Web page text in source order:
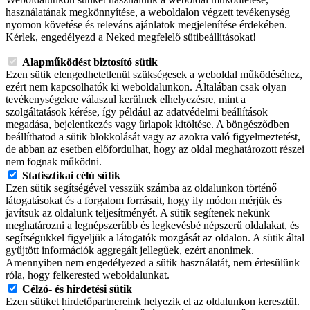
használatának megkönnyítése, a weboldalon végzett tevékenység
nyomon követése és releváns ajánlatok megjelenítése érdekében.
Kérlek, engedélyezd a Neked megfelelő sütibeállításokat!
Alapműködést biztosító sütik
Ezen sütik elengedhetetlenül szükségesek a weboldal működéséhez,
ezért nem kapcsolhatók ki weboldalunkon. Általában csak olyan
tevékenységekre válaszul kerülnek elhelyezésre, mint a
szolgáltatások kérése, így például az adatvédelmi beállítások
megadása, bejelentkezés vagy űrlapok kitöltése. A böngésződben
beállíthatod a sütik blokkolását vagy az azokra való figyelmeztetést,
de abban az esetben előfordulhat, hogy az oldal meghatározott részei
nem fognak működni.
Statisztikai célú sütik
Ezen sütik segítségével vesszük számba az oldalunkon történő
látogatásokat és a forgalom forrásait, hogy ily módon mérjük és
javítsuk az oldalunk teljesítményét. A sütik segítenek nekünk
meghatározni a legnépszerűbb és legkevésbé népszerű oldalakat, és
segítségükkel figyeljük a látogatók mozgását az oldalon. A sütik által
gyűjtött információk aggregált jellegűek, ezért anonimek.
Amennyiben nem engedélyezed a sütik használatát, nem értesülünk
róla, hogy felkerested weboldalunkat.
Célzó- és hirdetési sütik
Ezen sütiket hirdetőpartnereink helyezik el az oldalunkon keresztül.